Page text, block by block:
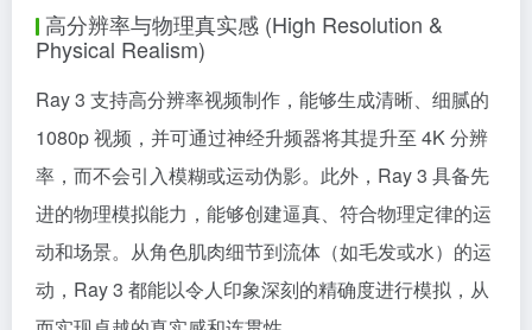
高分辨率与物理真实感 (High Resolution &
Physical Realism)
Ray 3 支持高分辨率视频制作，能够生成清晰、细腻的
1080p 视频，并可通过神经升频器将其提升至 4K 分辨
率，而不会引入模糊或运动伪影。此外，Ray 3 具备先
进的物理模拟能力，能够创建逼真、符合物理定律的运
动和场景。从角色肌肉细节到流体（如毛发或水）的运
动，Ray 3 都能以令人印象深刻的精确度进行模拟，从